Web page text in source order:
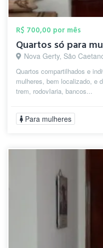
R$ 700,00 por mês
Nova Gerty, São
Quartos compartilhados e
mulheres, bem localizado, e
trem, rodovIaria, bancos...
Para mulheres